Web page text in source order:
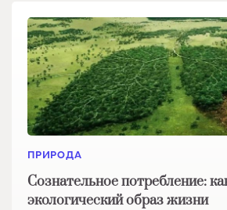
ПРИРОДА
Сознательное потребление:
экологический образ жизни